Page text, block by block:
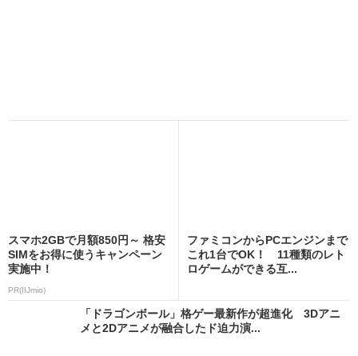
スマホ2GBで月額850円～ 格安
SIMをお得に使うキャンペーン
実施中！
PR(IIJmio)
ファミコンからPCエンジンまで
これ1台でOK！ 11種類のレト
ロゲームができる互...
「ドラゴンボール」格ゲー最新作が超進化 3Dアニ
メと2Dアニメが融合したド迫力演...